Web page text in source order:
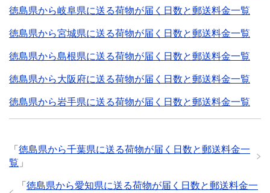
徳島県から岐阜県に送る荷物が届く日数と郵送料金一覧
徳島県から宮城県に送る荷物が届く日数と郵送料金一覧
徳島県から島根県に送る荷物が届く日数と郵送料金一覧
徳島県から大阪府に送る荷物が届く日数と郵送料金一覧
徳島県から岩手県に送る荷物が届く日数と郵送料金一覧
「 徳島県から千葉県に送る荷物が届く日数と郵送料金一
覧 」
「 徳島県から愛知県に送る荷物が届く日数と郵送料金一